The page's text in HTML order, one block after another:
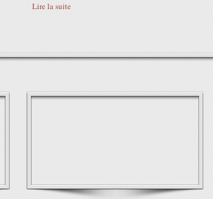
Lire la suite